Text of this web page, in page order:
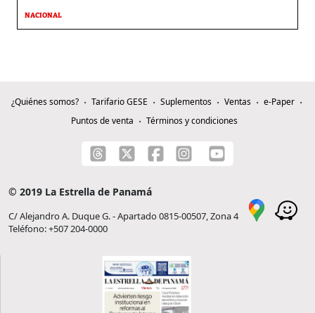
NACIONAL
¿Quiénes somos? Tarifario GESE Suplementos Ventas
e-Paper
Puntos de venta
Términos y condiciones
© 2019 La Estrella de Panamá
C/ Alejandro A. Duque G. - Apartado 0815-00507, Zona 4
Teléfono: +507 204-0000